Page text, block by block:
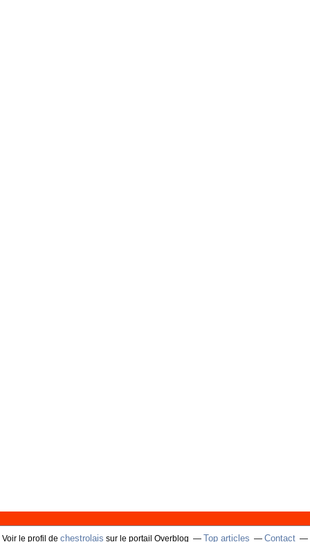
Voir le profil de chestrolais sur le portail Overblog Top articles Contact